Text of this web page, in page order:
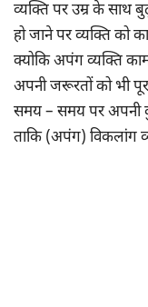
व्यक्ति पर उम्र के साथ
हो जाने पर व्यक्ति को
क्योकि अपंग व्यक्ति
अपनी जरूरतों को भी
समय – समय पर अपनी
ताकि (अपंग) विकलांग